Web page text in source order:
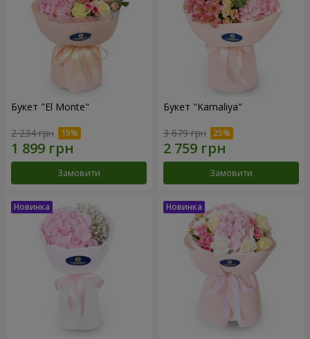
Букет "El Monte"
2 234 грн
Замовити
Букет "Kamaliya"
3 679 грн
Замовити